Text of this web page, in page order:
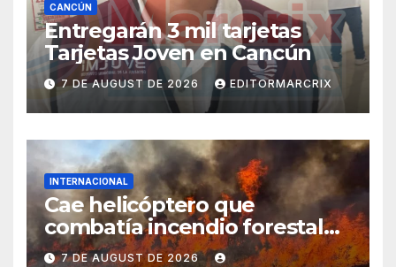
CANCÚN
Entregarán 3 mil tarjetas
Tarjetas Joven en Cancún
7 DE AUGUST DE 2026 EDITORMARCRIX
INTERNACIONAL
Cae helicóptero que
combatía incendio forestal
en Utah
7 DE AUGUST DE 2026